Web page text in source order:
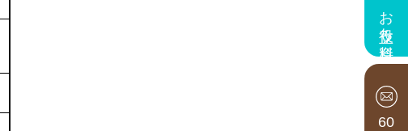
お役立ち資料
60